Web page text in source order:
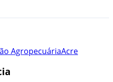
AgropecuáriaAcre